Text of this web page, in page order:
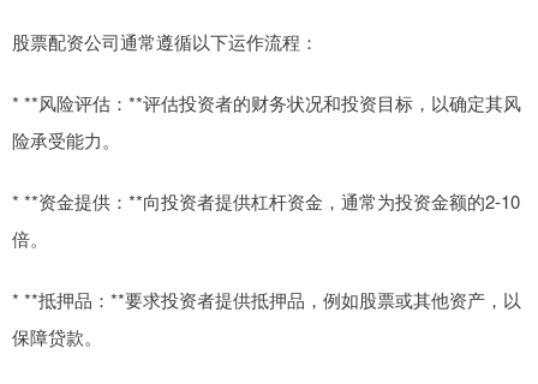
股票配资公司通常遵循以下运作流程：
* **风险评估：**评估投资者的财务状况和投资目标，以确定其风
险承受能力。
* **资金提供：**向投资者提供杠杆资金，通常为投资金额的2-10
倍。
* **抵押品：**要求投资者提供抵押品，例如股票或其他资产，以
保障贷款。